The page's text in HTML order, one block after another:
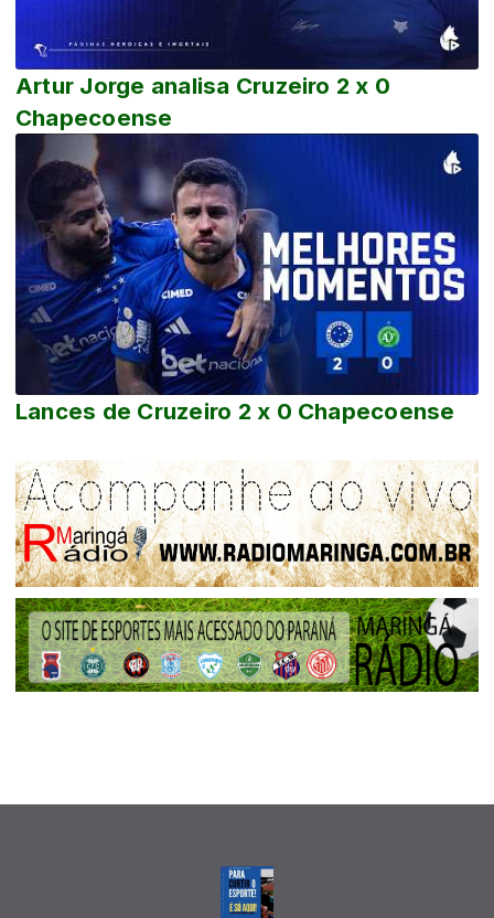
Artur Jorge analisa Cruzeiro 2 x 0
Chapecoense
Lances de Cruzeiro 2 x 0 Chapecoense